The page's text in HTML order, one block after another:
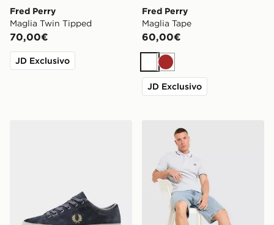
Fred Perry
Maglia Twin Tipped
70,00€
JD Exclusivo
Fred Perry
Maglia Tape
60,00€
BiancoMarrone
JD Exclusivo
Fred Perry Maglia Polo